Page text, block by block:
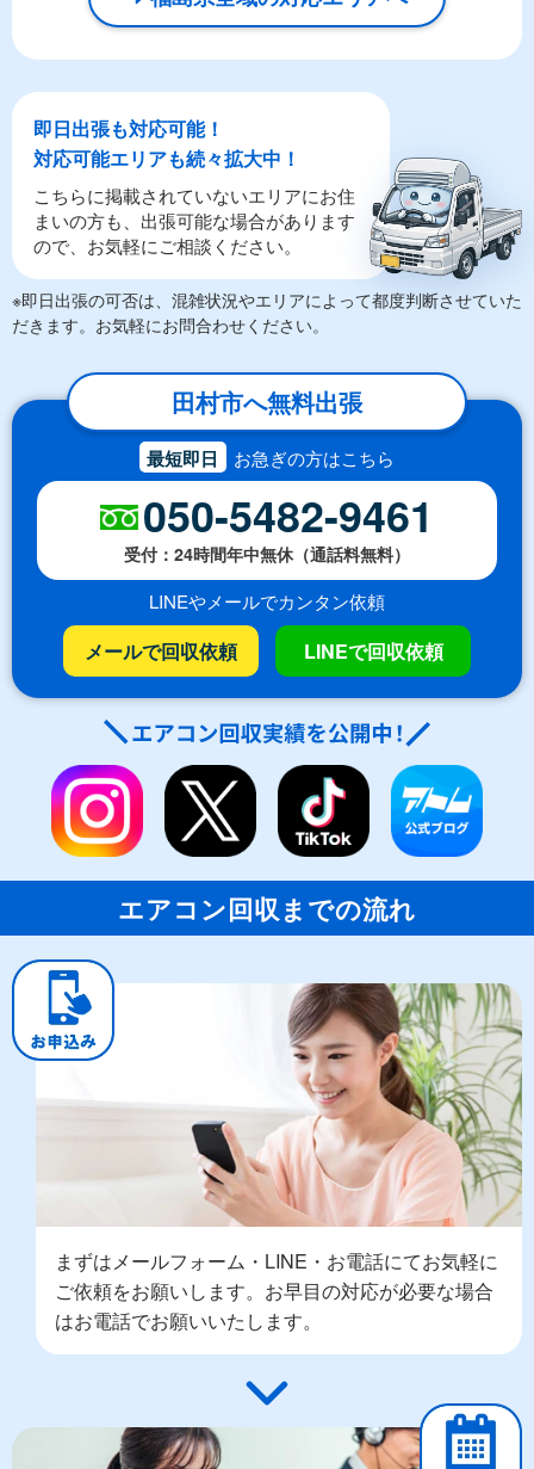
即日出張も対応可能！
対応可能エリアも続々拡大中！
こちらに掲載されていないエリアにお住
まいの方も、出張可能な場合があります
ので、お気軽にご相談ください。
※即日出張の可否は、混雑状況やエリアによって都度判断させていた
だきます。お気軽にお問合わせください。
田村市へ無料出張
最短即日 お急ぎの方はこちら
050-5482-9461
受付：24時間年中無休（通話料無料）
LINEやメールでカンタン依頼
メールで回収依頼 LINEで回収依頼
エアコン回収までの流れ
まずはメールフォーム・LINE・お電話にてお気軽に
ご依頼をお願いします。お早目の対応が必要な場合
はお電話でお願いいたします。